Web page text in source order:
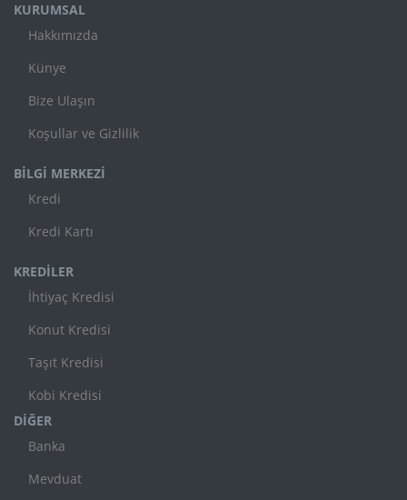
KURUMSAL
Hakkımızda
Künye
Bize Ulaşın
Koşullar ve Gizlilik
BİLGİ MERKEZİ
Kredi
Kredi Kartı
KREDİLER
İhtiyaç Kredisi
Konut Kredisi
Taşıt Kredisi
Kobi Kredisi
DİĞER
Banka
Mevduat